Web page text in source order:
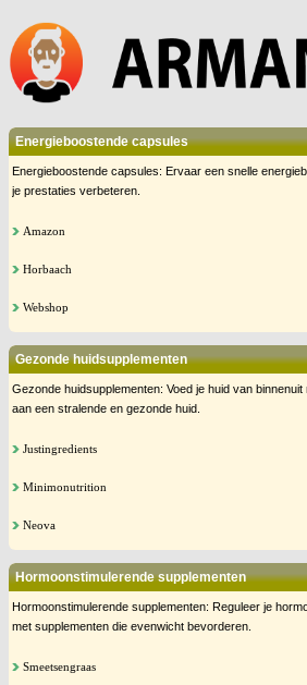
Energieboostende capsules
Energieboostende capsules: Ervaar een snelle
je prestaties verbeteren.
Amazon
Horbaach
Webshop
Gezonde huidsupplementen
Gezonde huidsupplementen: Voed je huid van
aan een stralende en gezonde huid.
Justingredients
Minimonutrition
Neova
Hormoonstimulerende supplementen
Hormoonstimulerende supplementen: Reguleer je
met supplementen die evenwicht bevorderen.
Smeetsengraas